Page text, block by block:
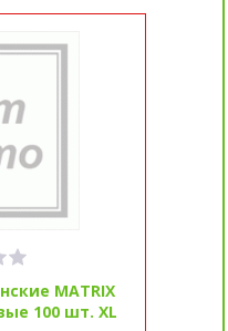
MATRIX
100 шт. XL